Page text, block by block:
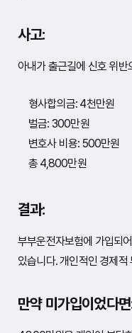
사고:
아내가 출근길에 신호 위반
형사합의금: 4천만원
벌금: 300만원
변호사 비용: 500만원
총 4,800만원
결과:
부부운전자보험에 가입되
있습니다. 개인적인 경제적
만약 미가입이었다